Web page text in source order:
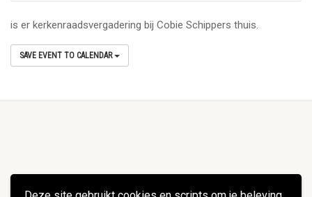
is er kerkenraadsvergadering bij Cobie Schippers thuis.
SAVE EVENT TO CALENDAR